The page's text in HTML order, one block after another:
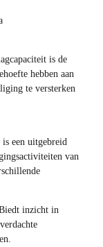
is de
hebben aan
te versterken
een uitgebreid
van
inzicht in